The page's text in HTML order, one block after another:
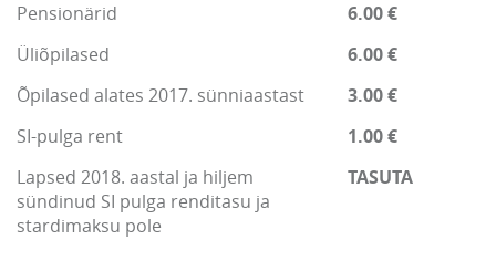
Pensionärid
6.00 €
Üliõpilased
6.00 €
Õpilased alates 2017. sünniaastast
3.00 €
SI-pulga rent
1.00 €
Lapsed 2018. aastal ja hiljem
sündinud SI pulga renditasu ja
stardimaksu pole
TASUTA